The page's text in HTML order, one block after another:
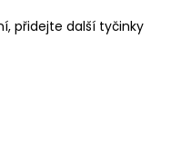
přidejte další tyčinky